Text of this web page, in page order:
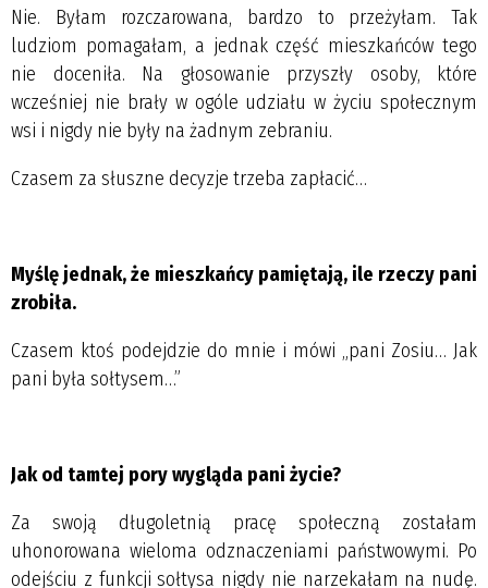
Nie. Byłam rozczarowana, bardzo to przeżyłam. Tak
ludziom pomagałam, a jednak część mieszkańców tego
nie doceniła. Na głosowanie przyszły osoby, które
wcześniej nie brały w ogóle udziału w życiu społecznym
wsi i nigdy nie były na żadnym zebraniu.
Czasem za słuszne decyzje trzeba zapłacić…
Myślę jednak, że mieszkańcy pamiętają, ile rzeczy pani
zrobiła.
Czasem ktoś podejdzie do mnie i mówi „pani Zosiu… Jak
pani była sołtysem…”
Jak od tamtej pory wygląda pani życie?
Za swoją długoletnią pracę społeczną zostałam
uhonorowana wieloma odznaczeniami państwowymi. Po
odejściu z funkcji sołtysa nigdy nie narzekałam na nudę.